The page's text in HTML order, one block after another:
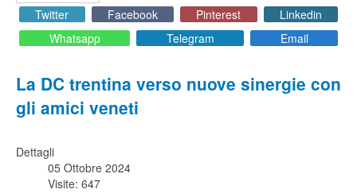
Twitter
Facebook Pinterest
Linkedin
Whatsapp
Telegram Email
La DC trentina verso nuove sinergie con
gli amici veneti
Dettagli
05 Ottobre 2024
Visite: 647